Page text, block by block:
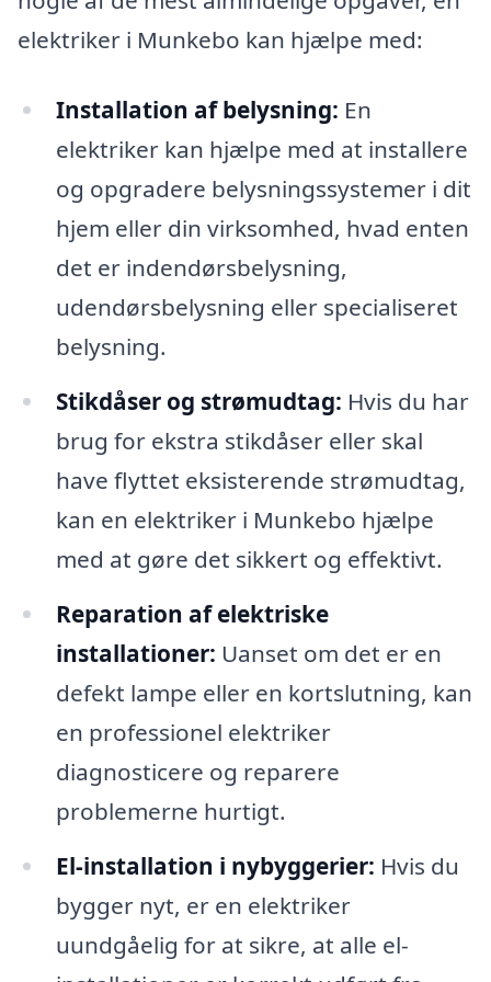
elektriker i Munkebo kan hjælpe med:
Installation af belysning: En
elektriker kan hjælpe med at installere
og opgradere belysningssystemer i dit
hjem eller din virksomhed, hvad enten
det er indendørsbelysning,
udendørsbelysning eller specialiseret
belysning.
Stikdåser og strømudtag: Hvis du har
brug for ekstra stikdåser eller skal
have flyttet eksisterende strømudtag,
kan en elektriker i Munkebo hjælpe
med at gøre det sikkert og effektivt.
Reparation af elektriske
installationer: Uanset om det er en
defekt lampe eller en kortslutning, kan
en professionel elektriker
diagnosticere og reparere
problemerne hurtigt.
El-installation i nybyggerier: Hvis du
bygger nyt, er en elektriker
uundgåelig for at sikre, at alle el-